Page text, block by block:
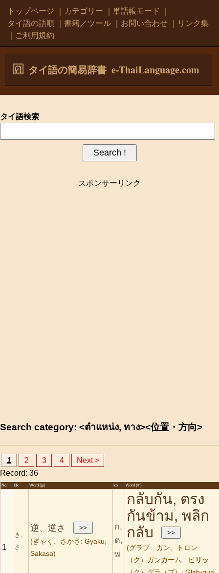
トップページ カテゴリー 単語帳モード
タイ語の語順
書籍／ツール お問い合わせ
リンク集
ご利用規約
タイ語の簡易辞書 e-ThaiLanguage.com
タイ語検索
スポンサーリンク
Search category: <ตำแหน่ง, ทาง><位置・方向>
1 2 3 4
Next >
Record: 36
No. Idx Word (jp) Idx Word (th)
1
き、
さ
逆、逆さ
(ぎゃく、さかさ: Gyaku,
Sakasa)
ก,
ต,
พ
กลับกัน, ตรง
กันข้าม, พลิก
กลับ
(グラブ ガン、トロン
（グ）ガンカーム、ピ リッ